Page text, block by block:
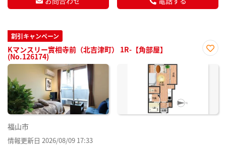
割引キャンペーン
Kマンスリー實相寺前（北吉津町） 1R-【角部屋】
(No.126174)
に入
福山市
情報更新日 2026/08/09 17:33